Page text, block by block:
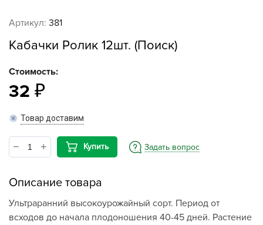
Артикул: 381
Кабачки Ролик 12шт. (Поиск)
Стоимость:
32
Товар доставим
Купить Задать вопрос
Описание товара
Ультраранний высокоурожайный сорт. Период от
всходов до начала плодоношения 40-45 дней. Растение